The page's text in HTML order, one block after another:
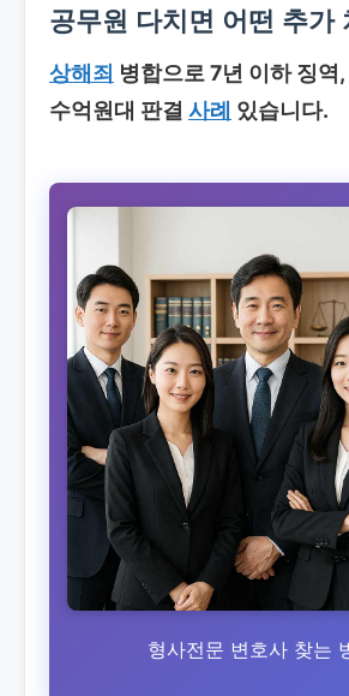
공무원 다치면 어떤 추가
상해죄 병합으로 7년 이하 징역
수억원대 판결 사례 있습니다.
형사전문 변호사 찾는